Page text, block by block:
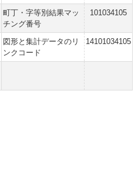
町丁・字等別結果マッ
チング番号
101034105
図形と集計データのリ
ンクコード
14101034105